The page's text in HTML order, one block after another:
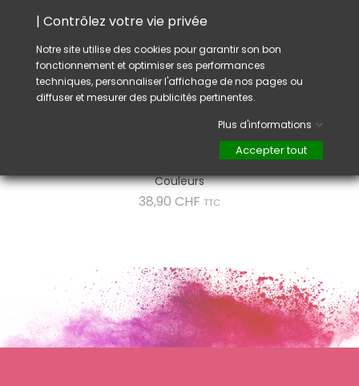
Couleurs
38,90 CHF Prix
TTC
| Contrôlez votre vie privée
Notre site utilise des cookies pour garantir son bon
fonctionnement et optimiser ses performances
techniques, personnaliser l'affichage de nos pages ou
diffuser et mesurer des publicités pertinentes.
Plus d'informations
Accepter tout